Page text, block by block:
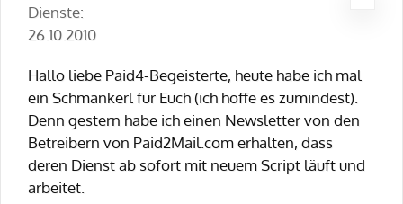
Dienste:
26.10.2010
Hallo liebe Paid4-Begeisterte, heute habe ich mal
ein Schmankerl für Euch (ich hoffe es zumindest).
Denn gestern habe ich einen Newsletter von den
Betreibern von Paid2Mail.com erhalten, dass
deren Dienst ab sofort mit neuem Script läuft und
arbeitet.